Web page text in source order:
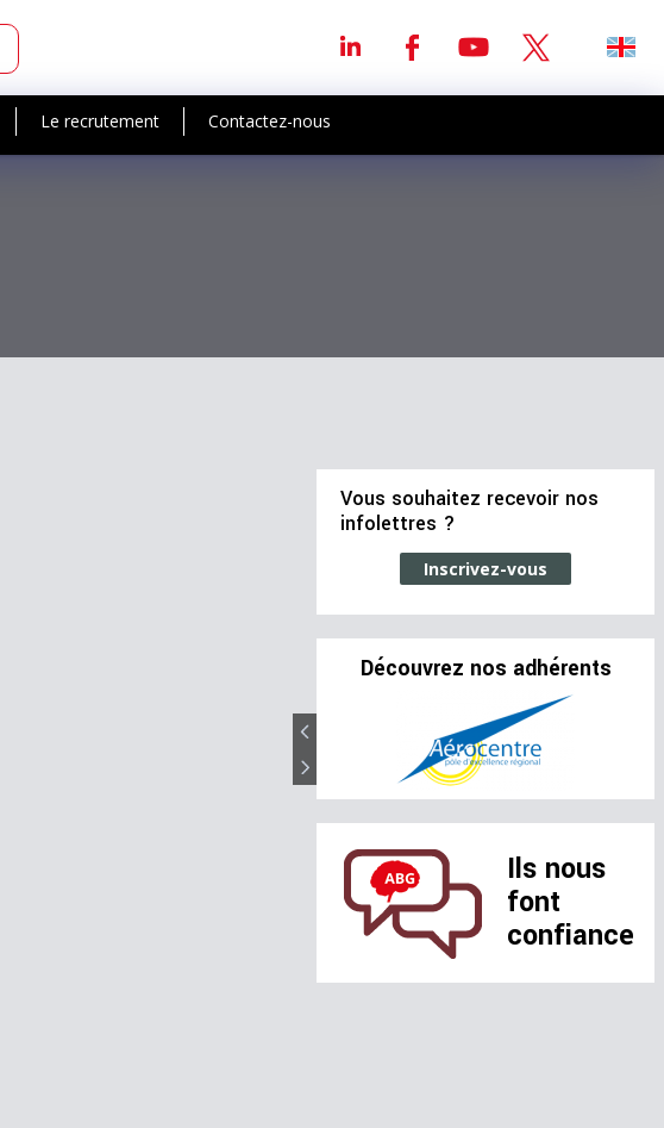
Le recrutement Contactez-nous
Vous souhaitez recevoir nos
infolettres ?
Inscrivez-vous
Découvrez nos adhérents
Ils nous
font
confiance